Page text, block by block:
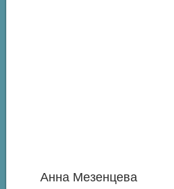
Анна Мезенцева